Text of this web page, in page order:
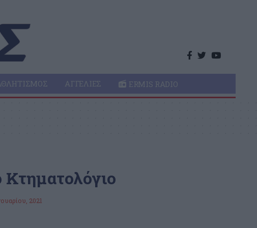
ΑΓΓΕΛΊΕΣ ERMIS RADIO
Κτηματολόγιο
2021